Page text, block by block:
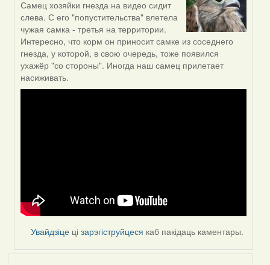
In
reply
to
by
Могилев
(госць)
Самец хозяйки гнезда на видео сидит
слева. С его "попустительства" влетела
чужая самка - третья на территории.
Интересно, что корм он приносит самке из соседнего
гнезда, у которой, в свою очередь, тоже появился
ухажёр "со стороны". Иногда наш самец прилетает
насиживать.
Увайдзіце цізарэгіструйцеся каб пакідаць каментары.